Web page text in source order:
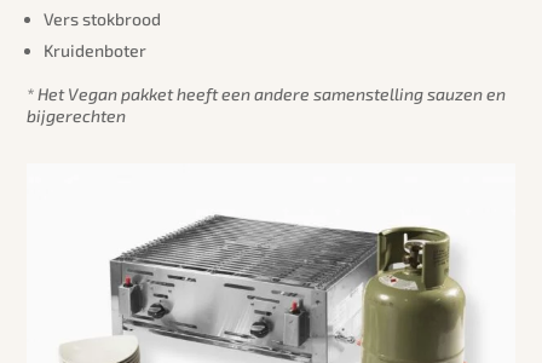
Vers stokbrood
Kruidenboter
* Het Vegan pakket heeft een andere samenstelling sauzen en
bijgerechten